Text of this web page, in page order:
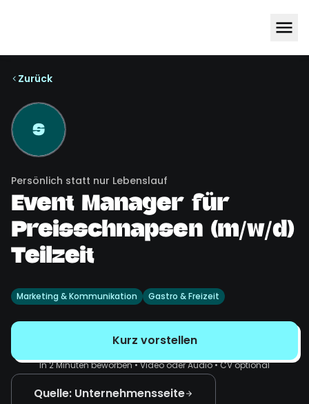
Zurück
S
Persönlich statt nur Lebenslauf
Event Manager für
Preisschnapsen (m/w/d)
Teilzeit
Marketing & Kommunikation Gastro & Freizeit
Kurz vorstellen
In 2 Minuten beworben • Video oder Audio • CV optional
Quelle: Unternehmensseite